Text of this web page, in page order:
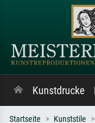
Kunstdrucke
Startseite Kunststile